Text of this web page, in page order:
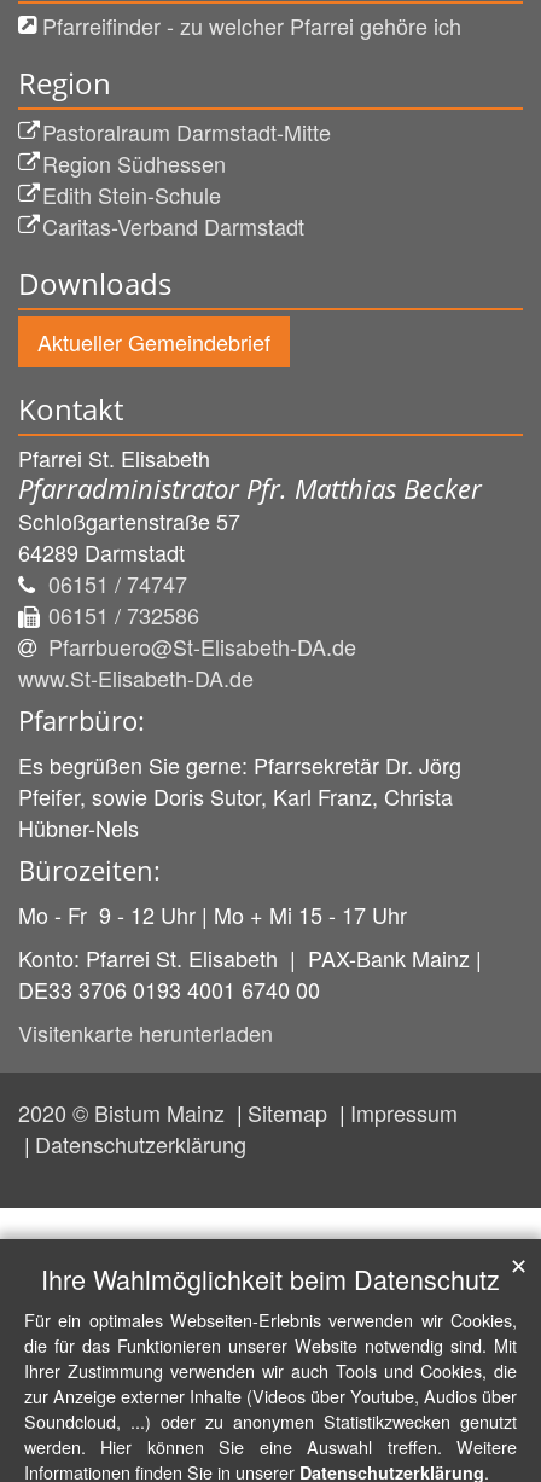
Pfarreifinder - zu welcher Pfarrei gehöre ich
Region
Pastoralraum Darmstadt-Mitte
Region Südhessen
Edith Stein-Schule
Caritas-Verband Darmstadt
Downloads
Aktueller Gemeindebrief
Kontakt
Pfarrei St. Elisabeth
Pfarradministrator Pfr. Matthias Becker
Schloßgartenstraße 57
64289 Darmstadt
06151 / 74747
06151 / 732586
Pfarrbuero@St-Elisabeth-DA.de
www.St-Elisabeth-DA.de
Pfarrbüro:
Es begrüßen Sie gerne: Pfarrsekretär Dr. Jörg
Pfeifer, sowie Doris Sutor, Karl Franz, Christa
Hübner-Nels
Bürozeiten:
Mo - Fr 9 - 12 Uhr | Mo + Mi 15 - 17 Uhr
Konto: Pfarrei St. Elisabeth | PAX-Bank Mainz |
DE33 3706 0193 4001 6740 00
Visitenkarte herunterladen
2020 © Bistum Mainz Sitemap
Impressum
Datenschutzerklärung
Ihre Wahlmöglichkeit beim Datenschutz
Für ein optimales Webseiten-Erlebnis verwenden wir Cookies,
die für das Funktionieren unserer Website notwendig sind. Mit
Ihrer Zustimmung verwenden wir auch Tools und Cookies, die
zur Anzeige externer Inhalte (Videos über Youtube, Audios über
Soundcloud, ...) oder zu anonymen Statistikzwecken genutzt
werden. Hier können Sie eine Auswahl treffen. Weitere
Informationen finden Sie in unserer Datenschutzerklärung.
✕